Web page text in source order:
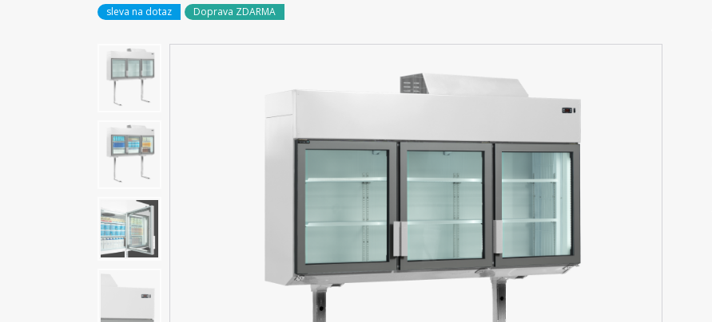
sleva na dotaz Doprava ZDARMA